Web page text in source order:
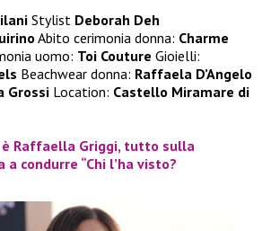
Stylist Deborah Deh
Abito cerimonia donna: Charme
uomo: Toi Couture Gioielli:
Beachwear donna: Raffaela D’Angelo
Grossi Location: Castello Miramare di
è Raffaella Griggi, tutto sulla
condurre “Chi l’ha visto?